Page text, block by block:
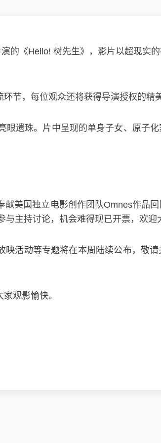
的《Hello! 树先生》，影片以超现实
节，每位观众还将获得导演授权的精
遗珠。片中呈现的单身子女、原子
美国独立电影创作团队Omnes作品
主持讨论，机会难得现已开票，欢迎
映活动等专题将在本周陆续公布，敬
观影愉快。